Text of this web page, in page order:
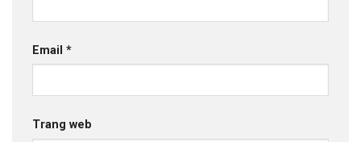
Email *
Trang web